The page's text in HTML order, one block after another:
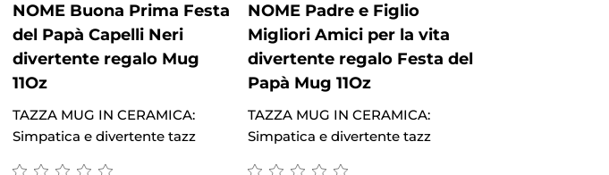
NOME Buona Prima Festa
del Papà Capelli Neri
divertente regalo Mug
11Oz
TAZZA MUG IN CERAMICA:
Simpatica e divertente tazz
NOME Padre e Figlio
Migliori Amici per la vita
divertente regalo Festa del
Papà Mug 11Oz
TAZZA MUG IN CERAMICA:
Simpatica e divertente tazz